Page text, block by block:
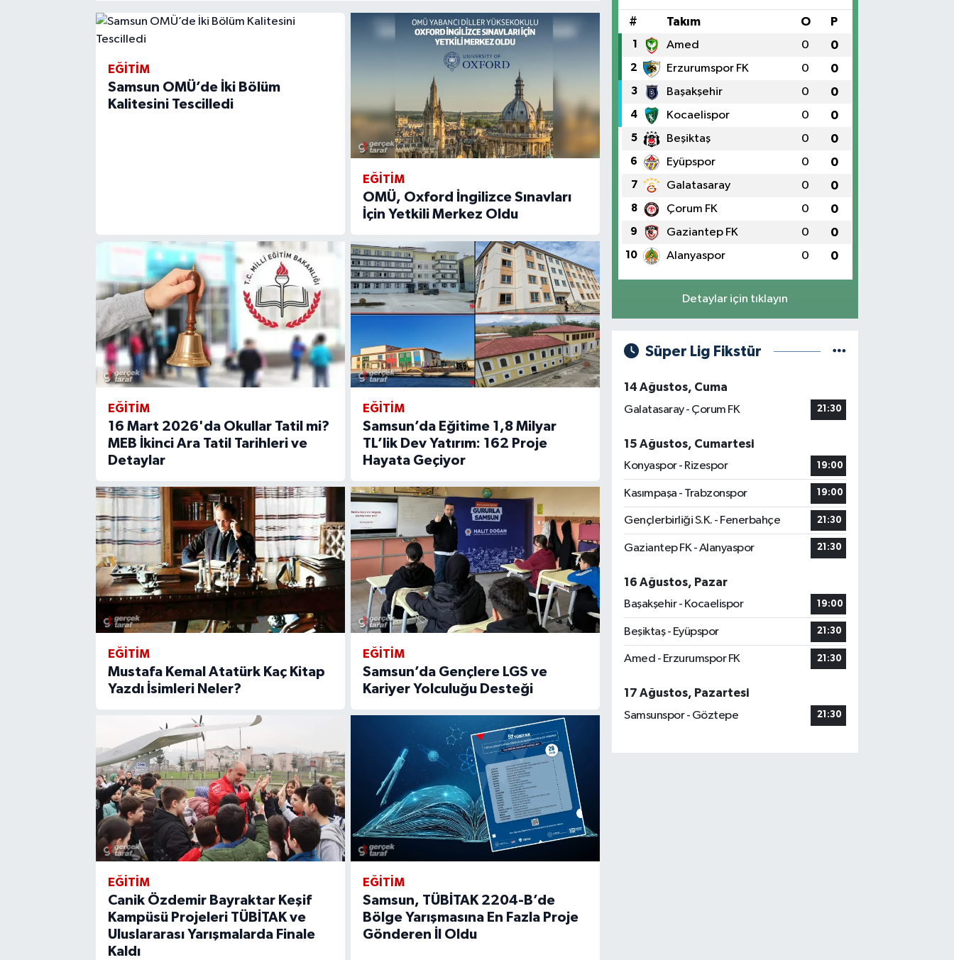
EĞİTİM
Samsun OMÜ’de İki Bölüm
Kalitesini Tescilledi
EĞİTİM
OMÜ, Oxford İngilizce Sınavları
İçin Yetkili Merkez Oldu
EĞİTİM
16 Mart 2026'da Okullar Tatil mi?
MEB İkinci Ara Tatil Tarihleri ve
Detaylar
EĞİTİM
Samsun’da Eğitime 1,8 Milyar
TL’lik Dev Yatırım: 162 Proje
Hayata Geçiyor
EĞİTİM
Mustafa Kemal Atatürk Kaç Kitap
Yazdı İsimleri Neler?
EĞİTİM
Samsun’da Gençlere LGS ve
Kariyer Yolculuğu Desteği
EĞİTİM
Canik Özdemir Bayraktar Keşif
Kampüsü Projeleri TÜBİTAK ve
Uluslararası Yarışmalarda Finale
Kaldı
EĞİTİM
Samsun, TÜBİTAK 2204-B’de
Bölge Yarışmasına En Fazla Proje
Gönderen İl Oldu
# Takım O P
1 Amed 0 0
2 Erzurumspor FK 0 0
3 Başakşehir 0 0
4 Kocaelispor 0 0
5 Beşiktaş 0 0
6 Eyüpspor 0 0
7 Galatasaray 0 0
8 Çorum FK 0 0
9 Gaziantep FK 0 0
10 Alanyaspor 0 0
Detaylar için tıklayın
Süper Lig Fikstür
14 Ağustos, Cuma
Galatasaray - Çorum FK
21:30
15 Ağustos, Cumartesi
Konyaspor - Rizespor
19:00
Kasımpaşa - Trabzonspor 19:00
Gençlerbirliği S.K. - Fenerbahçe 21:30
Gaziantep FK - Alanyaspor 21:30
16 Ağustos, Pazar
Başakşehir - Kocaelispor
19:00
Beşiktaş - Eyüpspor 21:30
Amed - Erzurumspor FK 21:30
17 Ağustos, Pazartesi
Samsunspor - Göztepe
21:30